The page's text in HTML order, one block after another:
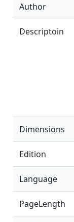
Author
Descriptoin
Dimensions
Edition
Language
PageLength